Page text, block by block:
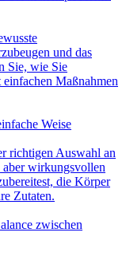
und das
Sie, wie Sie
Maßnahmen
Weise
richtigen Auswahl an
wirkungsvollen
die Körper
Zutaten.
zwischen